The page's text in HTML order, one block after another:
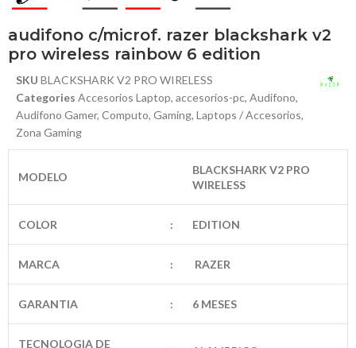
audifono c/microf. razer blackshark v2
pro wireless rainbow 6 edition
SKU BLACKSHARK V2 PRO WIRELESS
Categories Accesorios Laptop, accesorios-pc, Audifono,
Audifono Gamer, Computo, Gaming, Laptops / Accesorios,
Zona Gaming
MODELO
BLACKSHARK V2 PRO
WIRELESS
COLOR : EDITION
MARCA : RAZER
GARANTIA : 6 MESES
TECNOLOGIA DE